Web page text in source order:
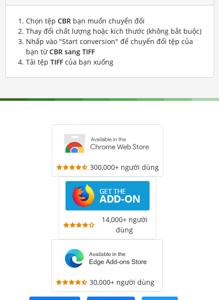
Chọn tệp CBRbạn muốn chuyển đổi
Thay đổi chất lượng hoặc kích thước (không bắt buộc)
Nhấp vào "Start conversion" để chuyển đổi tệp của
bạn từCBR sang TIFF
Tải tệp TIFFcủa bạn xuống
300,000+ người dùng
14,000+ người
dùng
30,000+ người dùng